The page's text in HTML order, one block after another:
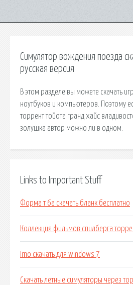
Симулятор вождения поезда
русская версия
В этом разделе вы можете скачать
ноутбуков и компьютеров. Поэтому
торрент тойота гранд хайс
золушка автор можно ли в одном.
Links to Important Stuff
Форма т 6а скачать бланк бесплатно
Коллекция фильмов спилберга
Imo скачать для windows 7
Скачать летные симуляторы через